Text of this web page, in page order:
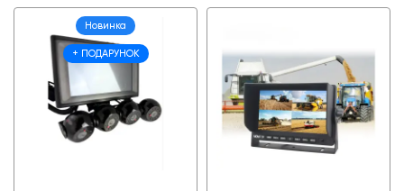
Новинка
+ ПОДАРУНОК